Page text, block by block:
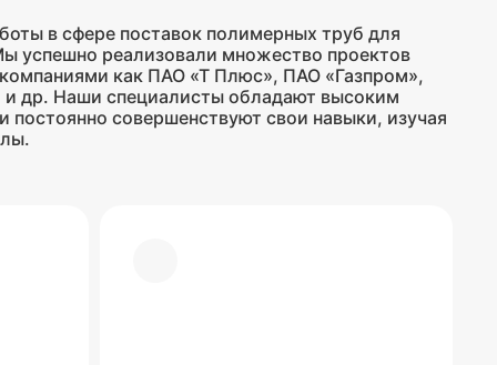
в сфере поставок полимерных труб для
успешно реализовали множество проектов
как ПАО «Т Плюс», ПАО «Газпром»,
др. Наши специалисты обладают высоким
постоянно совершенствуют свои навыки, изучая